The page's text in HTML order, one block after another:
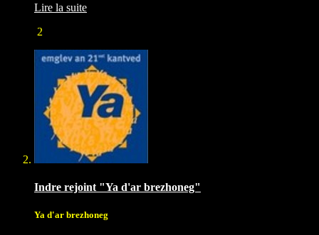
Lire la suite
2
Indre rejoint "Ya d'ar brezhoneg"
Ya d'ar brezhoneg